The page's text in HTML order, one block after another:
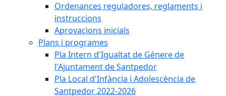
Ordenances reguladores, reglaments i
instruccions
Aprovacions inicials
Plans i programes
Pla Intern d'Igualtat de Gènere de
l'Ajuntament de Santpedor
Pla Local d'Infància i Adolescència de
Santpedor 2022-2026